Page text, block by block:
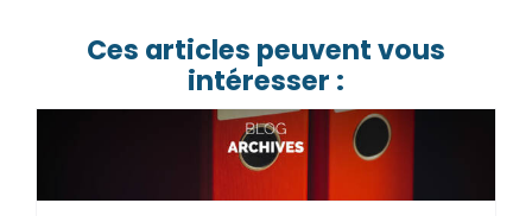
Ces articles peuvent vous
intéresser :